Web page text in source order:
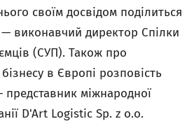
своїм досвідом поділиться
виконавчий директор Спілки
(СУП). Також про
в Європі розповість
представник міжнародної
D'Art Logistic Sp. z o.o.